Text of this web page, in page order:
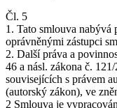
Čl. 5
1. Tato smlouva nabývá
oprávněnými zástupci
2. Další práva a
46 a násl. zákona č.
souvisejících s právem
(autorský zákon), ve
2 Smlouva je